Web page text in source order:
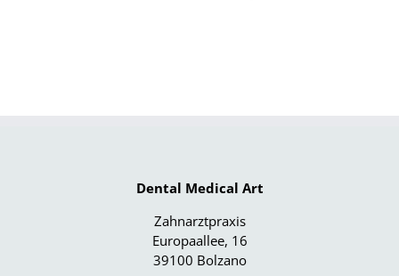
Dental Medical Art
Zahnarztpraxis
Europaallee, 16
39100 Bolzano